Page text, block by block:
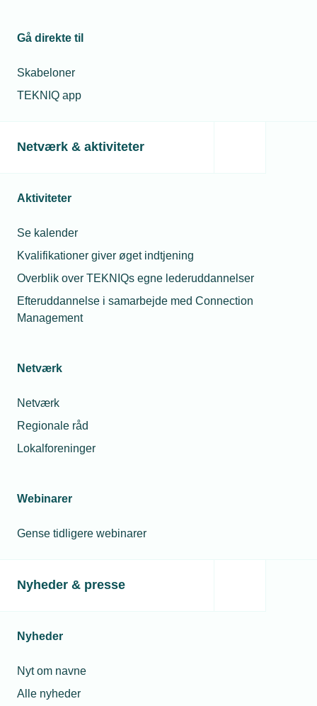
Gå direkte til
Skabeloner
TEKNIQ app
Netværk & aktiviteter
Aktiviteter
Se kalender
Kvalifikationer giver øget indtjening
Overblik over TEKNIQs egne lederuddannelser
Efteruddannelse i samarbejde med Connection
Management
Netværk
Netværk
Regionale råd
Lokalforeninger
Webinarer
Gense tidligere webinarer
Nyheder & presse
Nyheder
Nyt om navne
Alle nyheder